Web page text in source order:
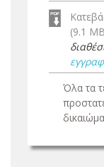
(9.1
Όλα τα